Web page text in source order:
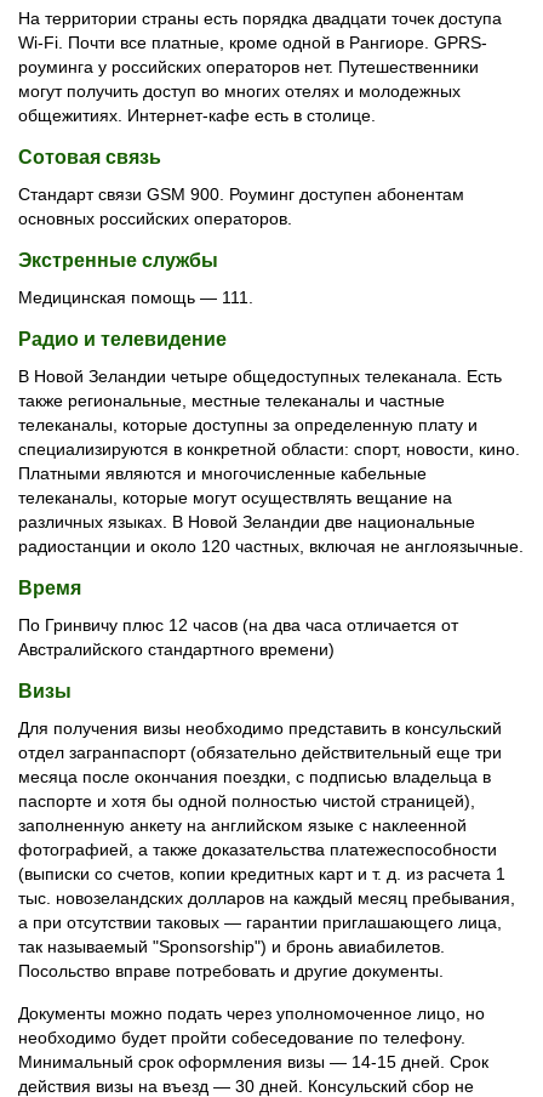
На территории страны есть порядка двадцати точек доступа
Wi-Fi. Почти все платные, кроме одной в Рангиоре. GPRS-
роуминга у российских операторов нет. Путешественники
могут получить доступ во многих отелях и молодежных
общежитиях. Интернет-кафе есть в столице.
Сотовая связь
Стандарт связи GSM 900. Роуминг доступен абонентам
основных российских операторов.
Экстренные службы
Медицинская помощь — 111.
Радио и телевидение
В Новой Зеландии четыре общедоступных телеканала. Есть
также региональные, местные телеканалы и частные
телеканалы, которые доступны за определенную плату и
специализируются в конкретной области: спорт, новости, кино.
Платными являются и многочисленные кабельные
телеканалы, которые могут осуществлять вещание на
различных языках. В Новой Зеландии две национальные
радиостанции и около 120 частных, включая не англоязычные.
Время
По Гринвичу плюс 12 часов (на два часа отличается от
Австралийского стандартного времени)
Визы
Для получения визы необходимо представить в консульский
отдел загранпаспорт (обязательно действительный еще три
месяца после окончания поездки, с подписью владельца в
паспорте и хотя бы одной полностью чистой страницей),
заполненную анкету на английском языке с наклеенной
фотографией, а также доказательства платежеспособности
(выписки со счетов, копии кредитных карт и т. д. из расчета 1
тыс. новозеландских долларов на каждый месяц пребывания,
а при отсутствии таковых — гарантии приглашающего лица,
так называемый "Sponsorship") и бронь авиабилетов.
Посольство вправе потребовать и другие документы.
Документы можно подать через уполномоченное лицо, но
необходимо будет пройти собеседование по телефону.
Минимальный срок оформления визы — 14-15 дней. Срок
действия визы на въезд — 30 дней. Консульский сбор не